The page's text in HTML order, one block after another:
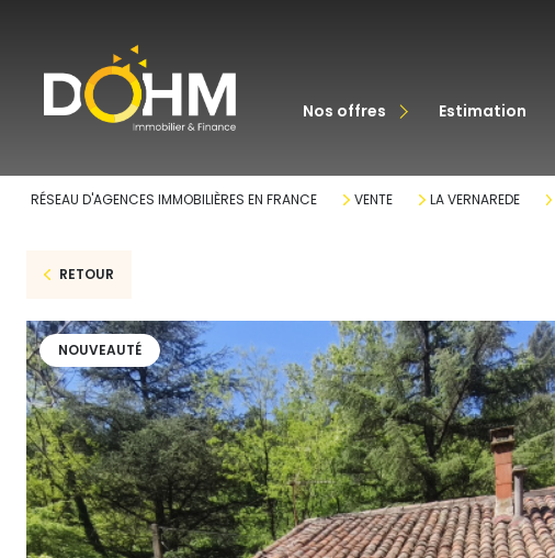
nos offres
acheter estimation
RÉSEAU D'AGENCES IMMOBILIÈRES EN FRANCE VENTE LA VERNAREDE
RETOUR
NOUVEAUTÉ